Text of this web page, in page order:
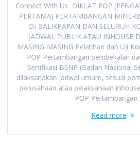
Connect With Us DIKLAT POP
PERTAMA) PERTAMBANGAN
DI BALIKPAPAN DAN SELURUH
JADWAL PUBLIK ATAU INHOUSE
MASING-MASING Pelatihan dan Uji
POP Pertambangan pembekalan
Sertifikasi BSNP (Badan Nasional
dilaksanakan jadwal umum, sesuai
perusahaan atau pelaksanaan
POP
Read more